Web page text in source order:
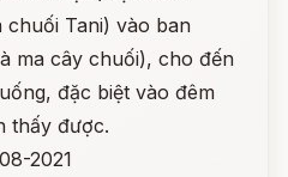
chuối Tani) vào ban
ma cây chuối), cho đến
đặc biệt vào đêm
thấy được.
2021